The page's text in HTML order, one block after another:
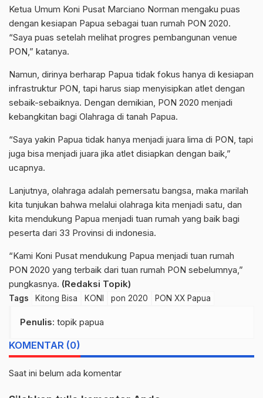
Ketua Umum Koni Pusat Marciano Norman mengaku puas
dengan kesiapan Papua sebagai tuan rumah PON 2020.
“Saya puas setelah melihat progres pembangunan venue
PON,” katanya.
Namun, dirinya berharap Papua tidak fokus hanya di kesiapan
infrastruktur PON, tapi harus siap menyisipkan atlet dengan
sebaik-sebaiknya. Dengan demikian, PON 2020 menjadi
kebangkitan bagi Olahraga di tanah Papua.
“Saya yakin Papua tidak hanya menjadi juara lima di PON, tapi
juga bisa menjadi juara jika atlet disiapkan dengan baik,”
ucapnya.
Lanjutnya, olahraga adalah pemersatu bangsa, maka marilah
kita tunjukan bahwa melalui olahraga kita menjadi satu, dan
kita mendukung Papua menjadi tuan rumah yang baik bagi
peserta dari 33 Provinsi di indonesia.
“Kami Koni Pusat mendukung Papua menjadi tuan rumah
PON 2020 yang terbaik dari tuan rumah PON sebelumnya,”
pungkasnya. (Redaksi Topik)
Tags Kitong Bisa KONI pon 2020 PON XX Papua
Penulis: topik papua
KOMENTAR (0)
Saat ini belum ada komentar